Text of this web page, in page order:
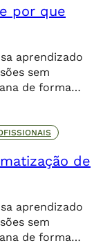
por que
aprendizado
sem
de forma
de
aprendizado
sem
de forma